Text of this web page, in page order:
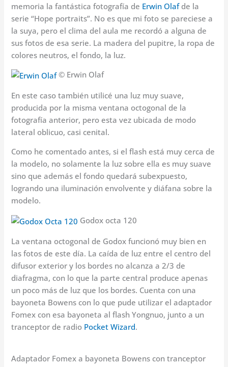
memoria la fantástica fotografía de Erwin Olaf de la
serie “Hope portraits”. No es que mi foto se pareciese a
la suya, pero el clima del aula me recordó a alguna de
sus fotos de esa serie. La madera del pupitre, la ropa de
colores neutros, el fondo, la luz.
© Erwin Olaf
En este caso también utilicé una luz muy suave,
producida por la misma ventana octogonal de la
fotografía anterior, pero esta vez ubicada de modo
lateral oblicuo, casi cenital.
Como he comentado antes, si el flash está muy cerca de
la modelo, no solamente la luz sobre ella es muy suave
sino que además el fondo quedará subexpuesto,
logrando una iluminación envolvente y diáfana sobre la
modelo.
Godox octa 120
La ventana octogonal de Godox funcionó muy bien en
las fotos de este día. La caída de luz entre el centro del
difusor exterior y los bordes no alcanza a 2/3 de
diafragma, con lo que la parte central produce apenas
un poco más de luz que los bordes. Cuenta con una
bayoneta Bowens con lo que pude utilizar el adaptador
Fomex con esa bayoneta al flash Yongnuo, junto a un
tranceptor de radio Pocket Wizard.
Adaptador Fomex a bayoneta Bowens con tranceptor